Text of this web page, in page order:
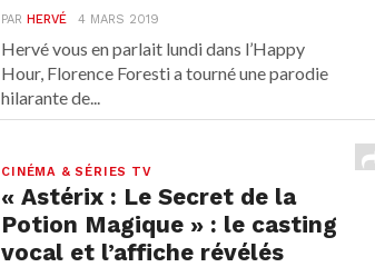
PARHERVÉ 4 MARS 2019
Hervé vous en parlait lundi dans l’Happy
Hour, Florence Foresti a tourné une parodie
hilarante de...
CINÉMA & SÉRIES TV
« Astérix : Le Secret de la
Potion Magique » : le casting
vocal et l’affiche révélés